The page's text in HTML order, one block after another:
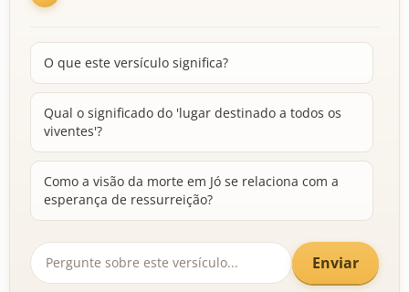
O que este versículo significa?
Qual o significado do 'lugar destinado a todos os
viventes'?
Como a visão da morte em Jó se relaciona com a
esperança de ressurreição?
Enviar